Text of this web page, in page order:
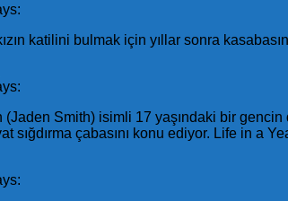
katilini bulmak için yıllar sonra
(Jaden Smith) isimli 17 yaşındaki bir gencin
sığdırma çabasını konu ediyor. Life in a